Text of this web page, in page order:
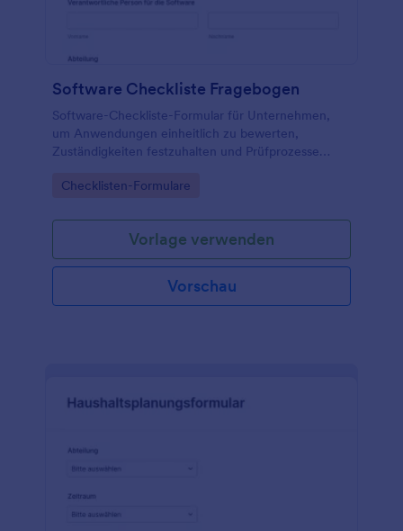
Software Checkliste Fragebogen
Software-Checkliste-Formular für Unternehmen,
um Anwendungen einheitlich zu bewerten,
Zuständigkeiten festzuhalten und Prüfprozesse
koordinieren.
Go to Category:
Checklisten-Formulare
Vorlage verwenden
Vorschau